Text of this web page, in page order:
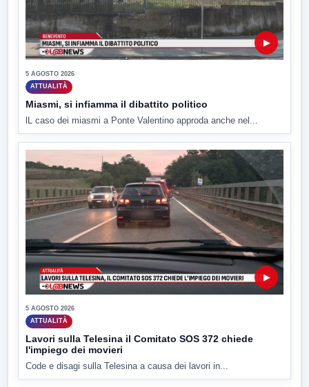
▶
5 AGOSTO 2026
ATTUALITÀ
Miasmi, si infiamma il dibattito politico
lL caso dei miasmi a Ponte Valentino approda anche nel...
▶
5 AGOSTO 2026
ATTUALITÀ
Lavori sulla Telesina il Comitato SOS 372 chiede
l'impiego dei movieri
Code e disagi sulla Telesina a causa dei lavori in...